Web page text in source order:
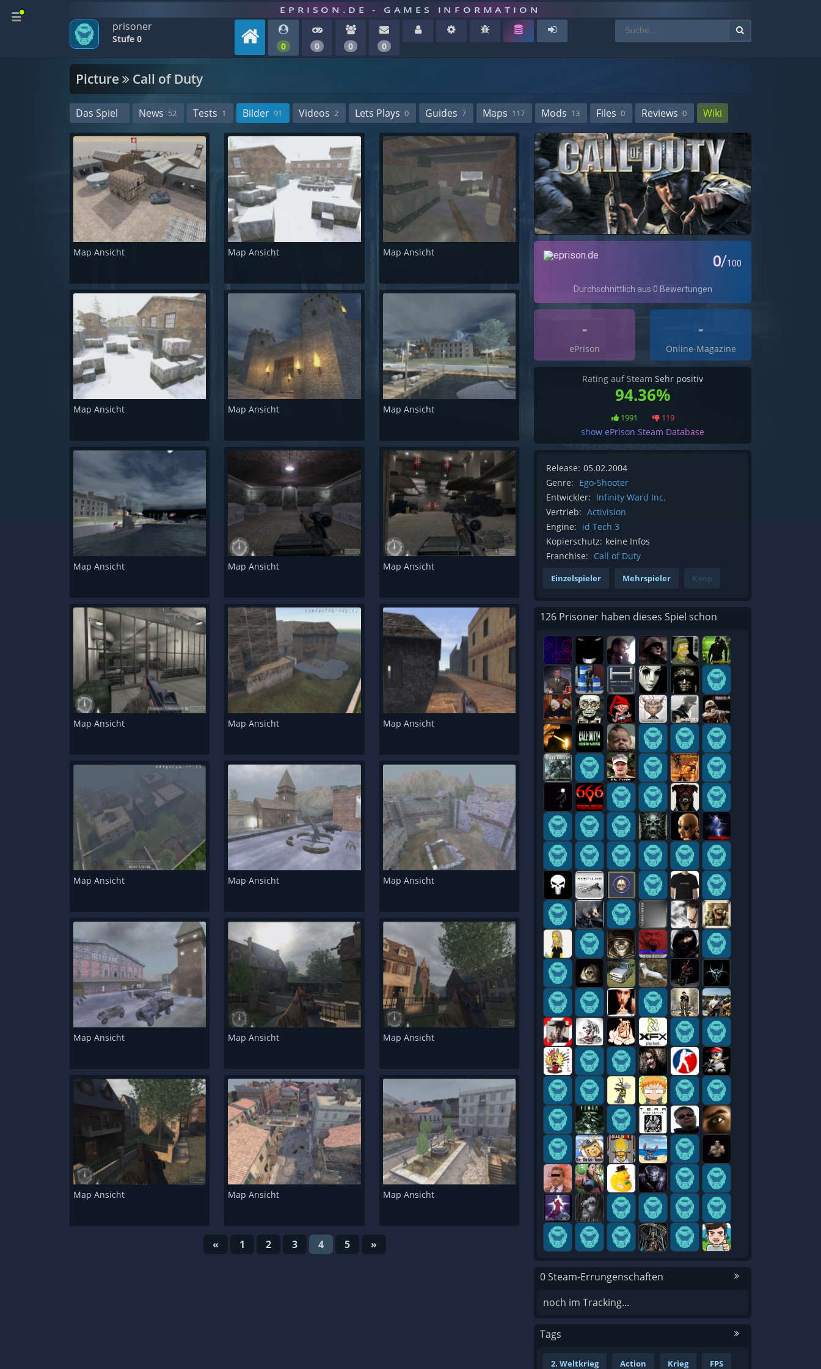
EPRISON.DE - GAMES INFORMATION
prisoner
Stufe 0
0 0 0 0
Picture Call of Duty
Das Spiel News 52 Tests 1 Bilder 91 Videos 2 Lets Plays 0 Guides 7 Maps 117 Mods 13 Files 0 Reviews 0 Wiki
Map Ansicht Map Ansicht Map Ansicht
Map Ansicht Map Ansicht Map Ansicht
Map Ansicht Map Ansicht Map Ansicht
Map Ansicht Map Ansicht Map Ansicht
Map Ansicht Map Ansicht Map Ansicht
Map Ansicht Map Ansicht Map Ansicht
Map Ansicht Map Ansicht Map Ansicht
« 1 2 3 4 5 »
-
ePrison
-
Online-Magazine
Rating auf Steam Sehr positiv
94.36%
1991 119
show ePrison Steam Database
Release: 05.02.2004
Genre: Ego-Shooter
Entwickler: Infinity Ward Inc.
Vertrieb: Activision
Engine: id Tech 3
Kopierschutz: keine Infos
Franchise: Call of Duty
Einzelspieler Mehrspieler Koop
126 Prisoner haben dieses Spiel schon
0 Steam-Errungenschaften
noch im Tracking...
Tags
2. Weltkrieg Action Krieg FPS